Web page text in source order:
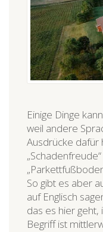
Einige Dinge
weil andere
Ausdrücke dafür
So gibt es aber
auf Englisch
das es hier geht,
Begriff ist